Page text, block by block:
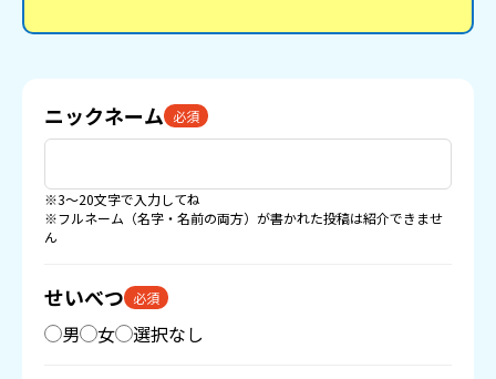
ニックネーム 必須
※3〜20文字で入力してね
※フルネーム（名字・名前の両方）が書かれた投稿は紹介できませ
ん
せいべつ 必須
男 女 選択なし